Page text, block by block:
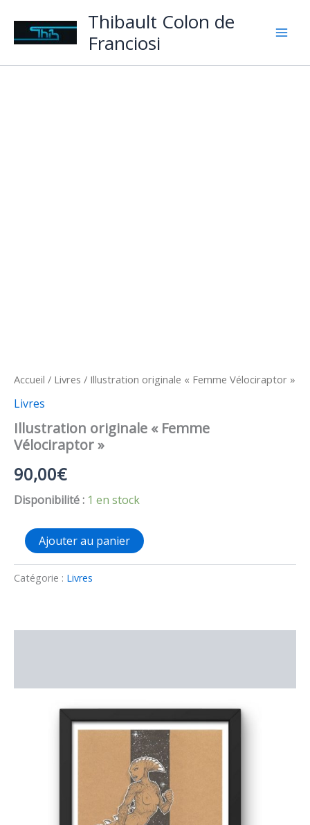
contenu
Thibault Colon de
Franciosi
Accueil / Livres / Illustration originale « Femme Vélociraptor »
Livres
Illustration originale « Femme
Vélociraptor »
90,00€
Disponibilité : 1 en stock
quantité
Illustration
originale
Ajouter au panier
Catégorie : Livres